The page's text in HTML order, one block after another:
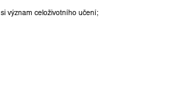
význam celoživotního učení;